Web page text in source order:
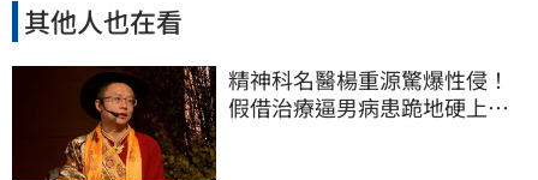
其他人也在看
精神科名醫楊重源驚爆性侵！
假借治療逼男病患跪地硬上…